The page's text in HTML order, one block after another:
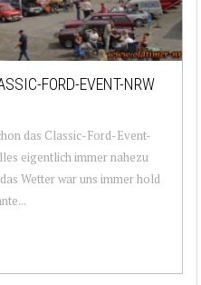
FORD-EVENT-NRW
das Classic-Ford-Event-
eigentlich immer nahezu
Wetter war uns immer hold